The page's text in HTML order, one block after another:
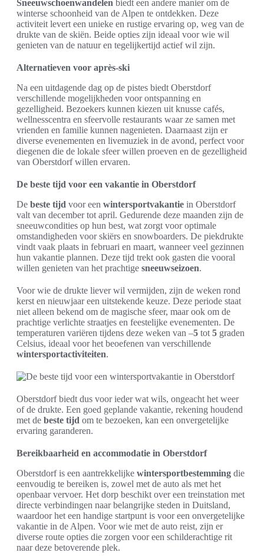
Sneeuwschoenwandelen biedt een andere manier om de
winterse schoonheid van de Alpen te ontdekken. Deze
activiteit levert een unieke en rustige ervaring op, weg van de
drukte van de skiën. Beide opties zijn ideaal voor wie wil
genieten van de natuur en tegelijkertijd actief wil zijn.
Alternatieven voor après-ski
Na een uitdagende dag op de pistes biedt Oberstdorf
verschillende mogelijkheden voor ontspanning en
gezelligheid. Bezoekers kunnen kiezen uit knusse cafés,
wellnesscentra en sfeervolle restaurants waar ze samen met
vrienden en familie kunnen nagenieten. Daarnaast zijn er
diverse evenementen en livemuziek in de avond, perfect voor
diegenen die de lokale sfeer willen proeven en de gezelligheid
van Oberstdorf willen ervaren.
De beste tijd voor een vakantie in Oberstdorf
De beste tijd voor een wintersportvakantie in Oberstdorf
valt van december tot april. Gedurende deze maanden zijn de
sneeuwcondities op hun best, wat zorgt voor optimale
omstandigheden voor skiërs en snowboarders. De piekdrukte
vindt vaak plaats in februari en maart, wanneer veel gezinnen
hun vakantie plannen. Deze tijd trekt ook gasten die vooral
willen genieten van het prachtige sneeuwseizoen.
Voor wie de drukte liever wil vermijden, zijn de weken rond
kerst en nieuwjaar een uitstekende keuze. Deze periode staat
niet alleen bekend om de magische sfeer, maar ook om de
prachtige verlichte straatjes en feestelijke evenementen. De
temperaturen variëren tijdens deze weken van –5 tot 5 graden
Celsius, ideaal voor het beoefenen van verschillende
wintersportactiviteiten.
Oberstdorf biedt dus voor ieder wat wils, ongeacht het weer
of de drukte. Een goed geplande vakantie, rekening houdend
met de beste tijd om te bezoeken, kan een onvergetelijke
ervaring garanderen.
Bereikbaarheid en accommodatie in Oberstdorf
Oberstdorf is een aantrekkelijke wintersportbestemming die
eenvoudig te bereiken is, zowel met de auto als met het
openbaar vervoer. Het dorp beschikt over een treinstation met
directe verbindingen naar belangrijke steden in Duitsland,
waardoor het een handige startpunt is voor een onvergetelijke
vakantie in de Alpen. Voor wie met de auto reist, zijn er
diverse route opties die zorgen voor een schilderachtige rit
naar deze betoverende plek.